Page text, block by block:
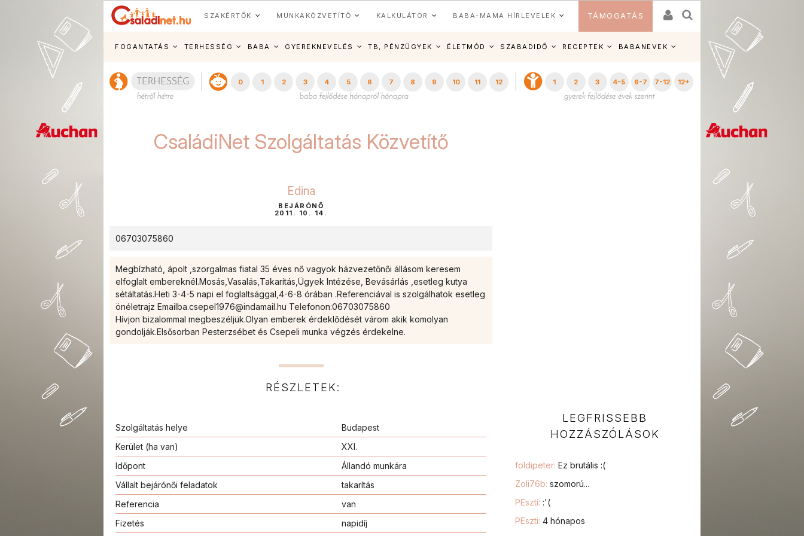
SZAKÉRTŐK MUNKAKÖZVETÍTŐ KALKULÁTOR BABA-MAMA HÍRLEVELEK TÁMOGATÁS
FOGANTATÁS TERHESSÉG BABA GYEREKNEVELÉS TB, PÉNZÜGYEK ÉLETMÓD SZABADIDŐ RECEPTEK BABANEVEK
0 1 2 3 4 5 6 7 8 9 10 11 12 1 2 3 4-5 6-7 7-12 12+
CsaládiNet Szolgáltatás Közvetítő
Edina
BEJÁRÓNŐ
2011. 10. 14.
06703075860
Megbízható, ápolt ,szorgalmas fiatal 35 éves nő vagyok házvezetőnői állásom keresem
elfoglalt embereknél.Mosás,Vasalás,Takarítás,Ügyek Intézése, Bevásárlás ,esetleg kutya
sétáltatás.Heti 3-4-5 napi el foglaltsággal,4-6-8 órában .Referenciával is szolgálhatok esetleg
önéletrajz Emailba.csepel1976@indamail.hu Telefonon:06703075860
Hívjon bizalommal megbeszéljük.Olyan emberek érdeklődését várom akik komolyan
gondolják.Elsősorban Pesterzsébet és Csepeli munka végzés érdekelne.
RÉSZLETEK:
Szolgáltatás helye
Budapest
Kerület (ha van)
XXI.
Időpont
Állandó munkára
Vállalt bejárónői feladatok
takarítás
Referencia
van
Fizetés
napidíj
LEGFRISSEBB
HOZZÁSZÓLÁSOK
foldipeter: Ez brutális :(
Zoli76b: szomorú...
PEszti: :'(
PEszti: 4 hónapos